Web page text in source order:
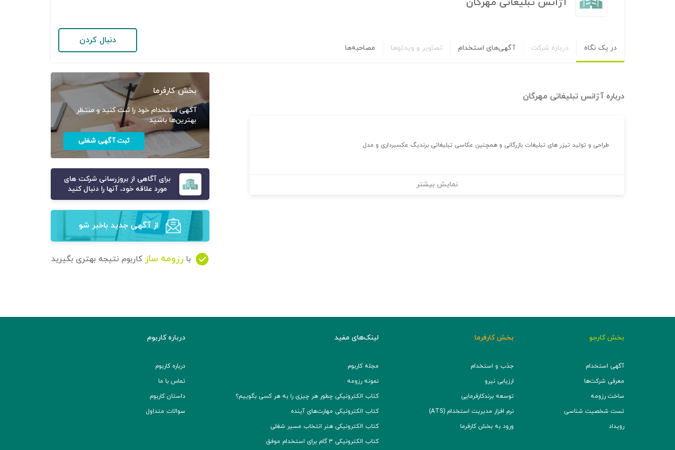
در یک نگاه درباره شرکت آگهی‌های استخدام تصاویر و ویدئوها مصاحبه‌ها
دنبال کردن
درباره آژانس تبلیغاتی مهرگان
طراحی و تولید تیزر های تبلیغات بازرگانی و همچنین عکاسی تبلیغاتی برندیگ عکسبرداری و مدل
نمایش بیشتر
بخش کارفرما
آگهی استخدام خود را ثبت کنید و منتظر
بهترین‌ها باشید
ثبت آگهی شغلی
برای آگاهی از بروزرسانی شرکت های
مورد علاقه خود، آنها را دنبال کنید
از آگهی‌ جدید باخبر شو
با رزومه ساز کاربوم نتیجه بهتری بگیرید
بخش کارجو
آگهی استخدام
معرفی شرکت‌ها
ساخت رزومه
تست شخصیت شناسی
رویداد
بخش کارفرما
جذب و استخدام
ارزیابی نیرو
توسعه برند‌کارفرمایی
نرم افزار مدیریت استخدام (ATS)
ورود به بخش کارفرما
لینک‌های مفید
مجله کاربوم
نمونه رزومه
کتاب الکترونیکی چطور هر چیزی را به هر کسی بگوییم؟
کتاب الکترونیکی مهارت‌های آینده
کتاب الکترونیکی هنر انتخاب مسیر شغلی
کتاب الکترونیکی ۳ گام برای استخدام موفق
درباره کاربوم
درباره کاربوم
تماس با ما
داستان کاربوم
سوالات متداول